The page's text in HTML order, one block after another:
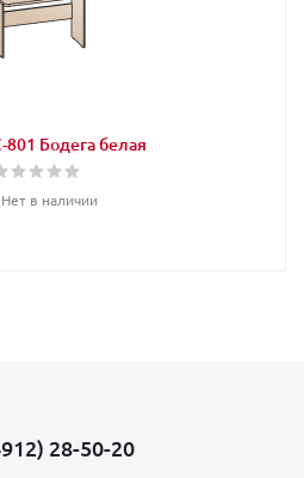
Бодега белая
Нет в наличии
28-50-20